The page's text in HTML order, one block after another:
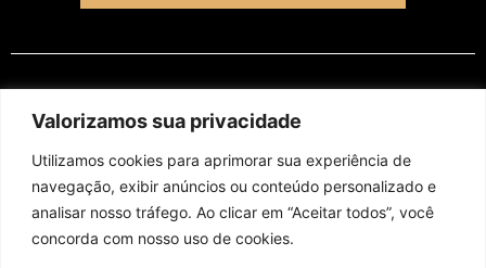
Valorizamos sua privacidade
Utilizamos cookies para aprimorar sua experiência de
navegação, exibir anúncios ou conteúdo personalizado e
analisar nosso tráfego. Ao clicar em “Aceitar todos”, você
concorda com nosso uso de cookies.
EM CARTAZ
Assine nossa newsletter